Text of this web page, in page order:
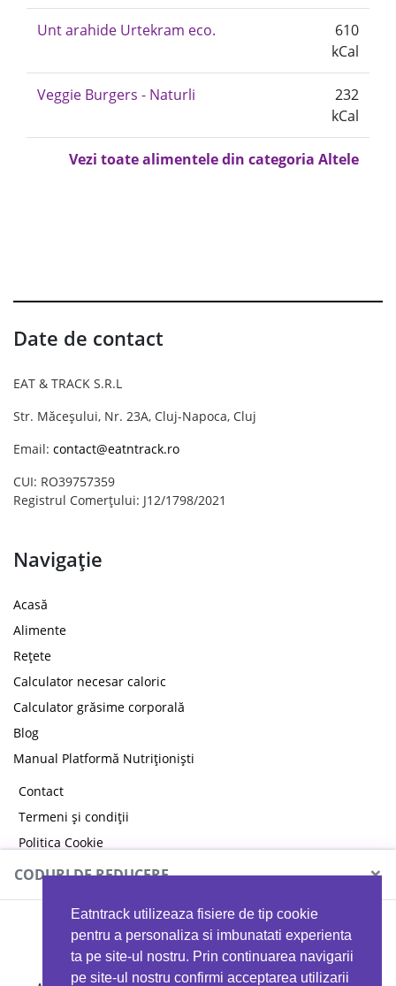
Eatntrack utilizeaza fisiere de tip cookie
pentru a personaliza si imbunatati experienta
ta pe site-ul nostru. Prin continuarea navigarii
pe site-ul nostru confirmi acceptarea utilizarii
Unt arahide Urtekram eco.
610
kCal
Veggie Burgers - Naturli
232
kCal
Vezi toate alimentele din categoria Altele
Date de contact
EAT & TRACK S.R.L
Str. Măceșului, Nr. 23A, Cluj-Napoca, Cluj
Email: contact@eatntrack.ro
CUI: RO39757359
Registrul Comerțului: J12/1798/2021
Navigație
Acasă
Alimente
Rețete
Calculator necesar caloric
Calculator grăsime corporală
Blog
Manual Platformă Nutriționiști
Contact
Termeni și condiții
Politica Cookie
Politica de confidențialitate
CODURI DE REDUCERE ×
MYPROTEIN